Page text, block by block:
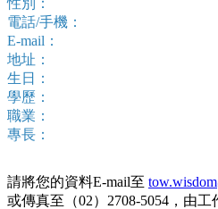
電話/手機：
E-mail：
地址：
生日：
學歷：
職業：
專長：
請將您的資料E-mail至
或傳真至（02）2708-5054，由